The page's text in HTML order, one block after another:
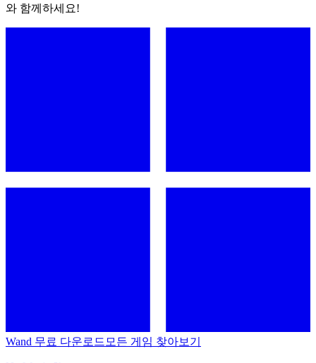
와 함께하세요!
Wand 무료 다운로드 모든 게임 찾아보기